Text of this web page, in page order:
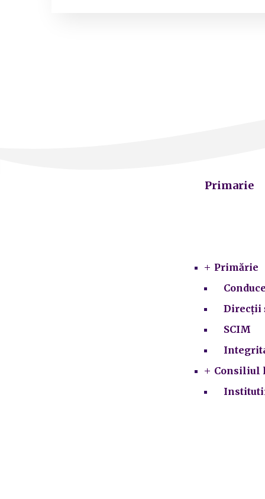
Primarie
Primărie
Direcții
SCIM
Consiliul